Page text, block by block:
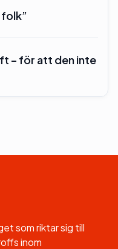
– för att den inte
som riktar sig till
inom